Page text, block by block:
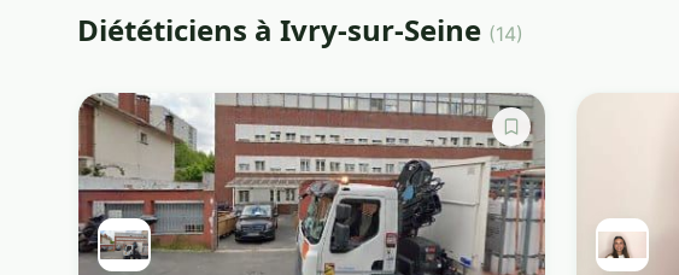
Diététiciens à Ivry-sur-Seine (14)